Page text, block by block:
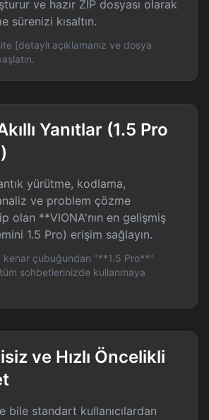
ve hazır ZIP dosyası olarak
sürenizi kısaltın.
[detaylı açıklamanız ve dosya
Yanıtlar (1.5 Pro
yürütme, kodlama,
ve problem çözme
olan **VIONA'nın en gelişmiş
1.5 Pro) erişim sağlayın.
kenar çubuğundan "**1.5 Pro**"
sohbetlerinizde kullanmaya
ve Hızlı Öncelikli
bile standart kullanıcılardan